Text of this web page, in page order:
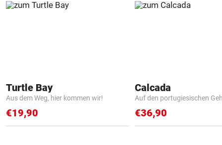
Turtle Bay
Aus dem Weg, hier kommen wir!
€19,90
Calcada
Auf den portugiesischen
€36,90